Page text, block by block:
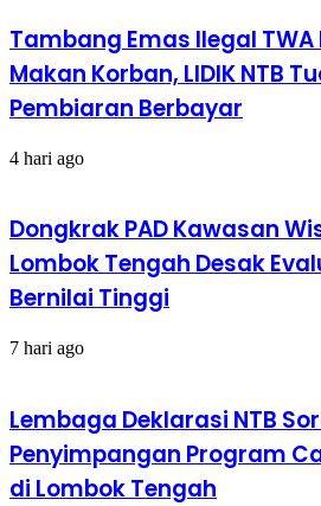
Tambang Emas Ilegal
Makan Korban, LIDIK NTB
Pembiaran Berbayar
4 hari ago
Dongkrak PAD Kawasan
Lombok Tengah Desak
Bernilai Tinggi
7 hari ago
Lembaga Deklarasi NTB
Penyimpangan Program
di Lombok Tengah